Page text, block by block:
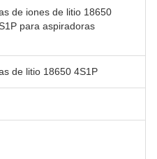
de iones de litio 18650
para aspiradoras
de litio 18650 4S1P